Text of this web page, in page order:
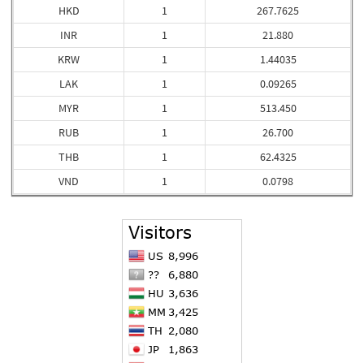
HKD
INR
KRW
LAK
MYR
RUB
THB
VND
1
1
1
1
1
1
1
1
267.7625
21.880
1.44035
0.09265
513.450
26.700
62.4325
0.0798